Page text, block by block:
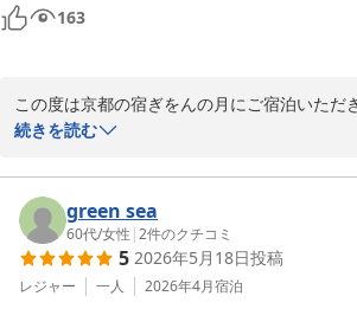
スタッフ一同
過ごせるようにほどこされてます。
お風呂は、時間で区切り、貸切。2階5階にあり
いつもは朝風呂も入る私としては、お風呂が自
念だけど、二種類のお風呂を選べるようになっ
し、うまく考えられているなとは感じました。
シャンプーやリンス、クレンジングオイルなど
立地は祇園で、目の前が八坂神社です。飲み屋
騒がしいかなと思ってましたが、さほど気にな
従業員さんは、みなさん若い人ですが、対応が
大満足です。
何度も来たいお宿です。
163
この度は京都の宿ぎをんの月にご宿泊いただ
います。
ます。
また、館内の設えや動線、以前の建物の資材
床材にまで目を向けていただきありがとうご
祇園らしい趣と快適さを両立できるよう工夫
のように感じていただけて嬉しい限りです。
続きを読む
green sea
60代/女性 |2件のクチコミ
5 2026年5月18日投稿
レジャー 一人 2026年4月宿泊